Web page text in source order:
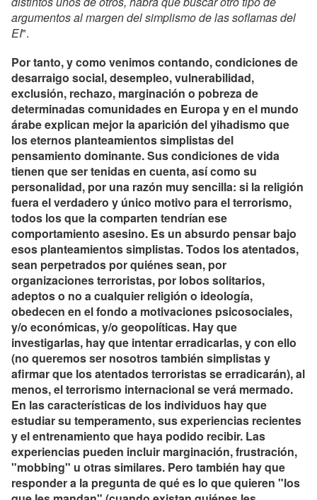
argumentos al margen del simplismo de las soflamas del
EI".
Por tanto, y como venimos contando, condiciones de
desarraigo social, desempleo, vulnerabilidad,
exclusión, rechazo, marginación o pobreza de
determinadas comunidades en Europa y en el mundo
árabe explican mejor la aparición del yihadismo que
los eternos planteamientos simplistas del
pensamiento dominante. Sus condiciones de vida
tienen que ser tenidas en cuenta, así como su
personalidad, por una razón muy sencilla: si la religión
fuera el verdadero y único motivo para el terrorismo,
todos los que la comparten tendrían ese
comportamiento asesino. Es un absurdo pensar bajo
esos planteamientos simplistas. Todos los atentados,
sean perpetrados por quiénes sean, por
organizaciones terroristas, por lobos solitarios,
adeptos o no a cualquier religión o ideología,
obedecen en el fondo a motivaciones psicosociales,
y/o económicas, y/o geopolíticas. Hay que
investigarlas, hay que intentar erradicarlas, y con ello
(no queremos ser nosotros también simplistas y
afirmar que los atentados terroristas se erradicarán), al
menos, el terrorismo internacional se verá mermado.
En las características de los individuos hay que
estudiar su temperamento, sus experiencias recientes
y el entrenamiento que haya podido recibir. Las
experiencias pueden incluir marginación, frustración,
"mobbing" u otras similares. Pero también hay que
responder a la pregunta de qué es lo que quieren "los